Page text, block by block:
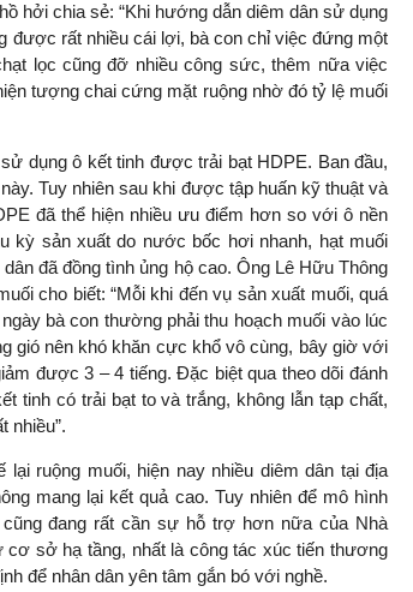
hởi chia sẻ: “Khi hướng dẫn diêm dân sử dụng
được rất nhiều cái lợi, bà con chỉ việc đứng một
lọc cũng đỡ nhiều công sức, thêm nữa việc
tượng chai cứng mặt ruộng nhờ đó tỷ lệ muối
dụng ô kết tinh được trải bạt HDPE. Ban đầu,
Tuy nhiên sau khi được tập huấn kỹ thuật và
đã thể hiện nhiều ưu điểm hơn so với ô nền
kỳ sản xuất do nước bốc hơi nhanh, hạt muối
đã đồng tình ủng hộ cao. Ông Lê Hữu Thông
cho biết: “Mỗi khi đến vụ sản xuất muối, quá
bà con thường phải thu hoạch muối vào lúc
gió nên khó khăn cực khổ vô cùng, bây giờ với
được 3 – 4 tiếng. Đặc biệt qua theo dõi đánh
tinh có trải bạt to và trắng, không lẫn tạp chất,
nhiều”.
ruộng muối, hiện nay nhiều diêm dân tại địa
mang lại kết quả cao. Tuy nhiên để mô hình
đang rất cần sự hỗ trợ hơn nữa của Nhà
sở hạ tầng, nhất là công tác xúc tiến thương
để nhân dân yên tâm gắn bó với nghề.